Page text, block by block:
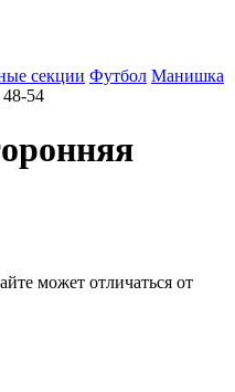
секции Футбол Манишка
54
может отличаться от